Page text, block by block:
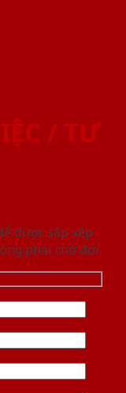
/ TƯ
được sắp xếp
phải chờ đợi.